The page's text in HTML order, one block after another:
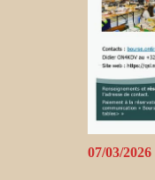
07/03/